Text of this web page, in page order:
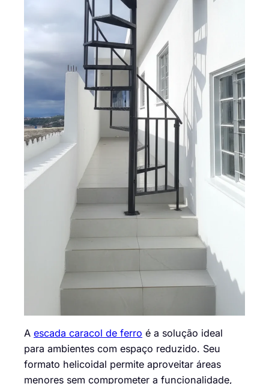
A escada caracol de ferro é a solução ideal
para ambientes com espaço reduzido. Seu
formato helicoidal permite aproveitar áreas
menores sem comprometer a funcionalidade,